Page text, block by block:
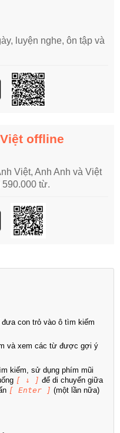
luyện nghe, ôn tập và
offline
Việt, Anh Anh và Việt
từ.
đưa con trỏ vào ô tìm kiếm
và xem các từ được gợi ý
kiếm, sử dụng phím mũi
[ ↓ ] để di chuyển giữa
[ Enter ] (một lần nữa)